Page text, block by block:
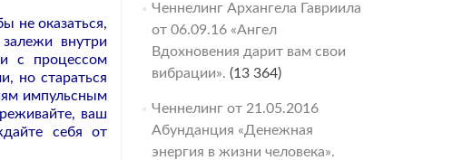
не оказаться,
внутри
с процессом
но стараться
импульсным
ваш
себя от
Ченнелинг Архангела Гавриила
от 06.09.16 «Ангел
Вдохновения дарит вам свои
вибрации». (13 364)
Ченнелинг от 21.05.2016
Абунданция «Денежная
энергия в жизни человека».